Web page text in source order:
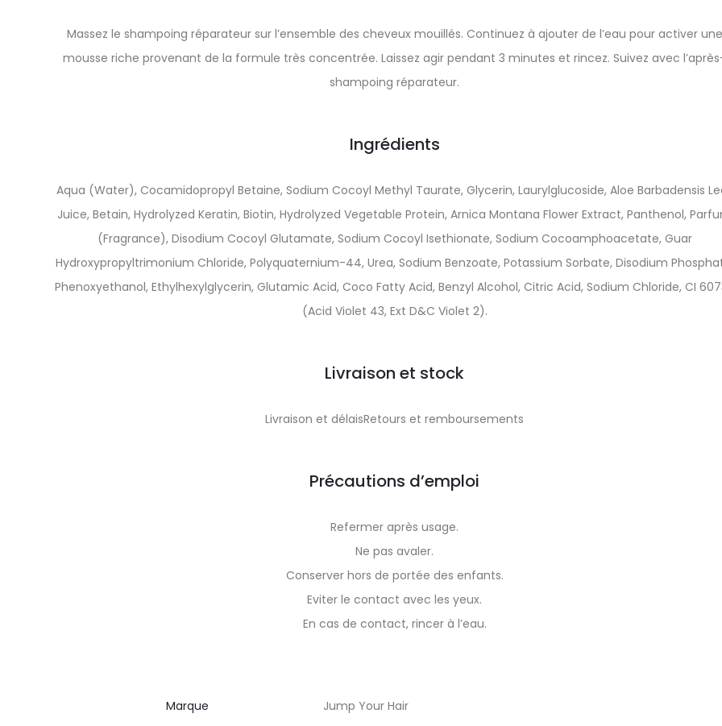
Massez le shampoing réparateur sur l’ensemble des cheveux mouillés. Continuez à ajouter de l’eau pour activer une
mousse riche provenant de la formule très concentrée. Laissez agir pendant 3 minutes et rincez. Suivez avec
shampoing réparateur.
Ingrédients
Aqua (Water), Cocamidopropyl Betaine, Sodium Cocoyl Methyl Taurate, Glycerin, Laurylglucoside, Aloe Barbadensis
Juice, Betain, Hydrolyzed Keratin, Biotin, Hydrolyzed Vegetable Protein, Arnica Montana Flower Extract, Panthenol,
(Fragrance), Disodium Cocoyl Glutamate, Sodium Cocoyl Isethionate, Sodium Cocoamphoacetate, Guar
Hydroxypropyltrimonium Chloride, Polyquaternium-44, Urea, Sodium Benzoate, Potassium Sorbate, Disodium
Phenoxyethanol, Ethylhexylglycerin, Glutamic Acid, Coco Fatty Acid, Benzyl Alcohol, Citric Acid, Sodium Chloride, CI
(Acid Violet 43, Ext D&C Violet 2).
Livraison et stock
Livraison et délaisRetours et remboursements
Précautions d’emploi
Refermer après usage.
Ne pas avaler.
Conserver hors de portée des enfants.
Eviter le contact avec les yeux.
En cas de contact, rincer à l’eau.
Marque Jump Your Hair